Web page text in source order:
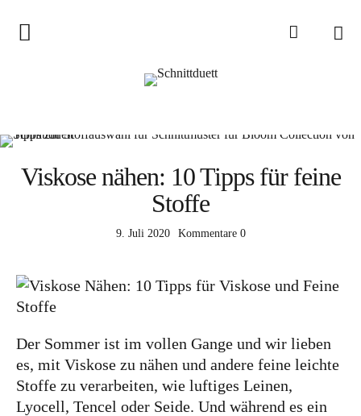
Home
Schnittduett Magazin
Inspirationen
Schnittmuster-Hacks
Stoffempfehlungen
Wir sagen Danke und Good
Bye!
Viskose nähen: 10 Tipps für feine
Stoffe
9. Juli 2020 Kommentare 0
Der Sommer ist im vollen Gange und wir lieben
es, mit Viskose zu nähen und andere feine leichte
Stoffe zu verarbeiten, wie luftiges Leinen,
Lyocell, Tencel oder Seide. Und während es ein